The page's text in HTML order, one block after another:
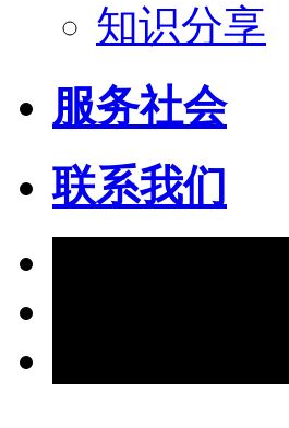
知识分享
服务社会
联系我们